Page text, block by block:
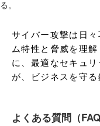
る。
サイバー攻撃は日
ム特性と脅威を理
に、最適なセキュ
が、ビジネスを守る
よくある質問（FAQ